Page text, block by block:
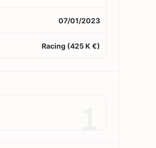
07/01/2023
Racing (425 K €)